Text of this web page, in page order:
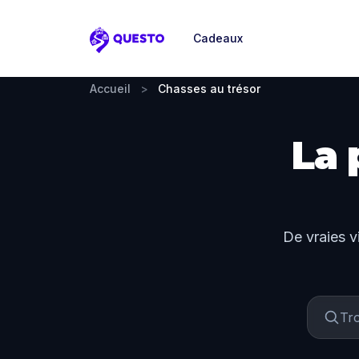
Questo
Cadeaux
Accueil > Chasses au trésor
La
De vraies